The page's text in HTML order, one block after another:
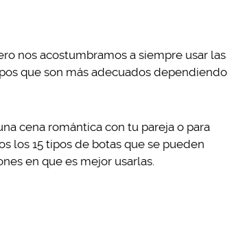
nos acostumbramos a siempre usar las
que son más adecuados dependiendo
cena romántica con tu pareja o para
los 15 tipos de botas que se pueden
en que es mejor usarlas.